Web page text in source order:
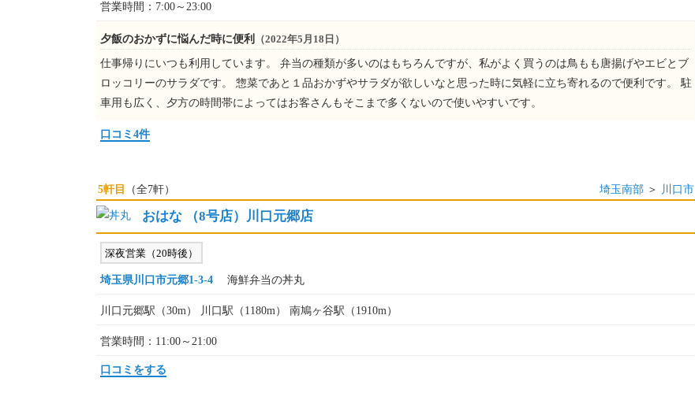
営業時間：7:00～23:00
夕飯のおかずに悩んだ時に便利 （2022年5月18日）
仕事帰りにいつも利用しています。 弁当の種類が多いのはもちろんですが、私がよく買うのは鳥もも唐揚げやエビとブ
ロッコリーのサラダです。 惣菜であと１品おかずやサラダが欲しいなと思った時に気軽に立ち寄れるので便利です。 駐
車用も広く、夕方の時間帯によってはお客さんもそこまで多くないので使いやすいです。
口コミ4件
5軒目 （全7軒） 埼玉南部 ＞ 川口市
おはな （8号店）川口元郷店
深夜営業（20時後）
埼玉県川口市元郷1-3-4 海鮮弁当の丼丸
川口元郷駅（30m） 川口駅（1180m） 南鳩ヶ谷駅（1910m）
営業時間：11:00～21:00
口コミをする